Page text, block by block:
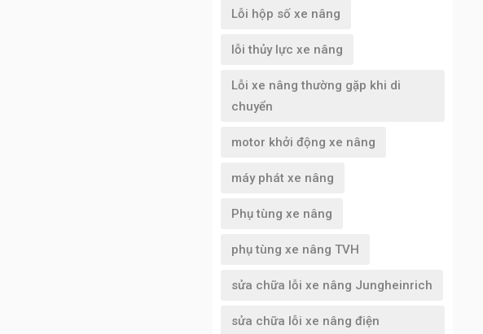
Lỗi hộp số xe nâng
lỗi thủy lực xe nâng
Lỗi xe nâng thường gặp khi di
chuyển
motor khởi động xe nâng
máy phát xe nâng
Phụ tùng xe nâng
phụ tùng xe nâng TVH
sửa chữa lỗi xe nâng Jungheinrich
sửa chữa lỗi xe nâng điện